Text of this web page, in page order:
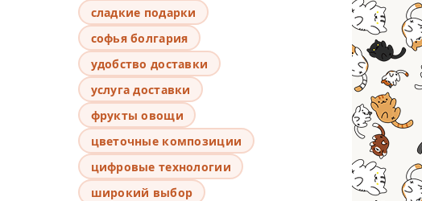
сладкие подарки
софья болгария
удобство доставки
услуга доставки
фрукты овощи
цветочные композиции
цифровые технологии
широкий выбор